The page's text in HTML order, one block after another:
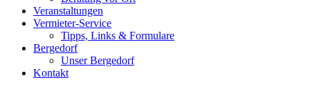
Veranstaltungen
Vermieter-Service
Tipps, Links & Formulare
Bergedorf
Unser Bergedorf
Kontakt